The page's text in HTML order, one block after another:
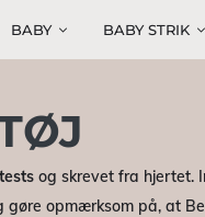
BABY BABY STRIK
og skrevet fra hjertet.
opmærksom på, at